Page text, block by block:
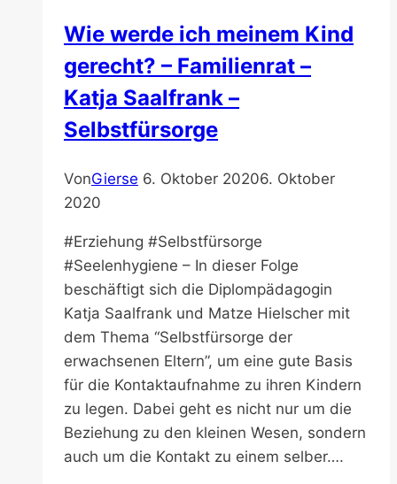
Utopia
Podcast
Interview
mit
Träder
Wie werde ich meinem Kind
gerecht? – Familienrat –
Katja Saalfrank –
Selbstfürsorge
VonGierse 6. Oktober 20206. Oktober
2020
#Erziehung #Selbstfürsorge
#Seelenhygiene – In dieser Folge
beschäftigt sich die Diplompädagogin
Katja Saalfrank und Matze Hielscher mit
dem Thema “Selbstfürsorge der
erwachsenen Eltern”, um eine gute Basis
für die Kontaktaufnahme zu ihren Kindern
zu legen. Dabei geht es nicht nur um die
Beziehung zu den kleinen Wesen, sondern
auch um die Kontakt zu einem selber….